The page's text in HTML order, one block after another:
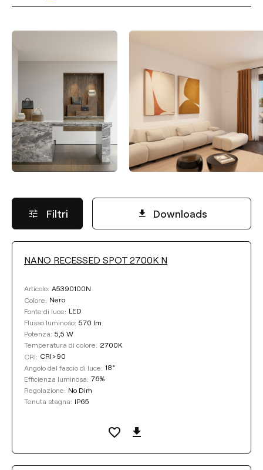
Filtri Downloads
FLUSSO LUMINOSO
Selezionare
TEMPERATURA DI COLORE
Selezionare
NANO RECESSED SPOT 2700K N
Articolo: A5390100N
Colore: Nero
Fonte di luce: LED
Flusso luminoso: 570 lm
Potenza: 5,5 W
Temperatura di colore: 2700K
CRI: CRI>90
Angolo del fascio di luce: 18°
Efficienza luminosa: 76%
Regolazione: No Dim
Tenuta stagna: IP65